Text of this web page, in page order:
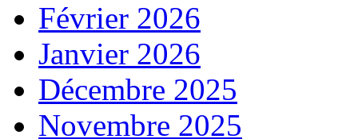
Février 2026
Janvier 2026
Décembre 2025
Novembre 2025